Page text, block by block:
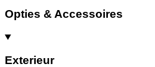
Opties & Accessoires
Exterieur